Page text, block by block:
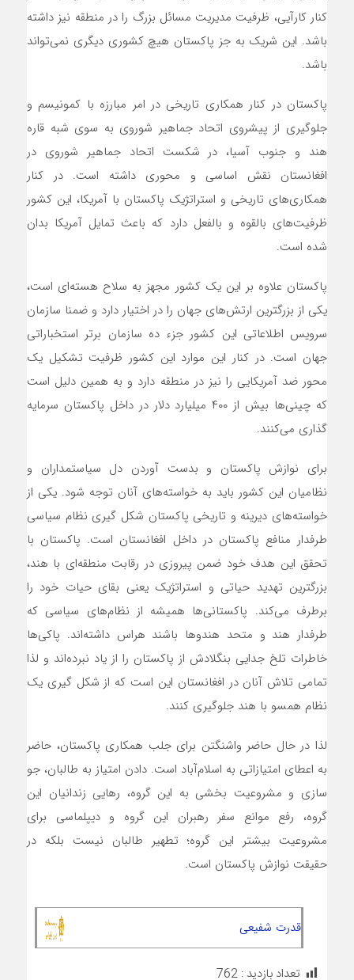
کنار کارآیی، ظرفیت مدیریت مسائل بزرگ را در منطقه نیز داشته
باشد. این شریک به جز پاکستان هیچ کشوری دیگری نمی‌تواند
باشد.
پاکستان در کنار همکاری تاریخی در امر مبارزه با کمونیسم و
جلوگیری از پیشروی اتحاد جماهیر شوروی به سوی شبه قاره
هند و جنوب آسیا، در شکست اتحاد جماهیر شوروی در
افغانستان نقش اساسی و محوری داشته است. در کنار
همکاری‌های تاریخی و استراتژیک پاکستان با آمریکا، این کشور
ظرفیت‌های بالقوه و بالفعل دارد که باعث تمایل آمریکا بدان
شده است.
پاکستان علاوه بر این یک کشور مجهز به سلاح هسته‌ای است،
یکی از بزرگترین ارتش‌های جهان را در اختیار دارد و ضمنا سازمان
سرویس اطلاعاتی این کشور جزء ده سازمان برتر استخباراتی
جهان است. در کنار این موارد این کشور ظرفیت تشکیل یک
محور ضد آمریکایی را نیز در منطقه دارد و به همین دلیل است
که چینی‌ها بیش از ۴۰۰ میلیارد دلار در داخل پاکستان سرمایه
گذاری می‌کنند.
برای نوازش پاکستان و بدست آوردن دل سیاستمداران و
نظامیان این کشور باید به خواسته‌های آنان توجه شود. یکی از
خواسته‌های دیرینه و تاریخی پاکستان شکل گیری نظام سیاسی
طرفدار منافع پاکستان در داخل افغانستان است. پاکستان با
تحقق این هدف خود ضمن پیروزی در رقابت منطقه‌ای با هند،
بزرگترین تهدید حیاتی و استراتژیک یعنی بقای حیات خود را
برطرف می‌کند. پاکستانی‌ها همیشه از نظام‌های سیاسی که
طرفدار هند و متحد هندوها باشند هراس داشته‌اند. پاکی‌ها
خاطرات تلخ جدایی بنگلادش از پاکستان را از یاد نبرده‌اند و لذا
تمامی تلاش آنان در افغانستان این است که از شکل گیری یک
نظام همسو با هند جلوگیری کنند.
لذا در حال حاضر واشنگتن برای جلب همکاری پاکستان، حاضر
به اعطای امتیازاتی به اسلام‌آباد است. دادن امتیاز به طالبان، جو
سازی و مشروعیت بخشی به این گروه، رهایی زندانیان این
گروه، رفع موانع سفر رهبران این گروه و دیپلماسی برای
مشروعیت بیشتر این گروه؛ تطهیر طالبان نیست بلکه در
حقیقت نوازش پاکستان است.
قدرت شفیعی
تعداد بازدید : 762